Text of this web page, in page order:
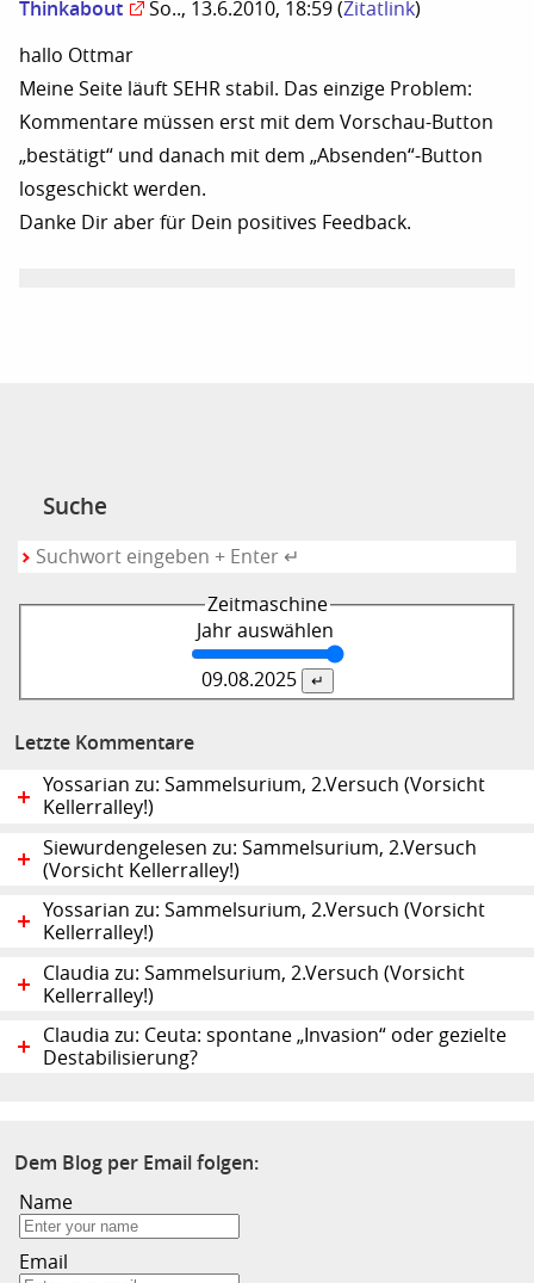
Thinkabout So.., 13.6.2010, 18:59 (Zitatlink)
hallo Ottmar
Meine Seite läuft SEHR stabil. Das einzige Problem:
Kommentare müssen erst mit dem Vorschau-Button
„bestätigt“ und danach mit dem „Absenden“-Button
losgeschickt werden.
Danke Dir aber für Dein positives Feedback.
Suche
Zeitmaschine
Jahr auswählen
09.08.2025
Letzte Kommentare
Yossarian zu: Sammelsurium, 2.Versuch (Vorsicht
Kellerralley!)
Siewurdengelesen zu: Sammelsurium, 2.Versuch
(Vorsicht Kellerralley!)
Yossarian zu: Sammelsurium, 2.Versuch (Vorsicht
Kellerralley!)
Claudia zu: Sammelsurium, 2.Versuch (Vorsicht
Kellerralley!)
Claudia zu: Ceuta: spontane „Invasion“ oder gezielte
Destabilisierung?
Dem Blog per Email folgen:
Name
Email